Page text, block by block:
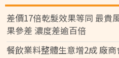
差價17倍乾髮效果等同 最貴
果參差 濃度差逾百倍
餐飲業料整體生意增2成 廠